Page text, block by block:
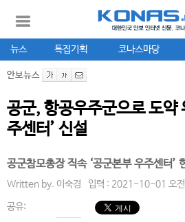
뉴스 특집기획 코나스마당
안보뉴스
공군, 항공우주군으로 도약
주센터’ 신설
공군참모총장 직속 ‘공군본부 우주센터’
Written by. 이숙경 입력 : 2021-10-01 오
공유: